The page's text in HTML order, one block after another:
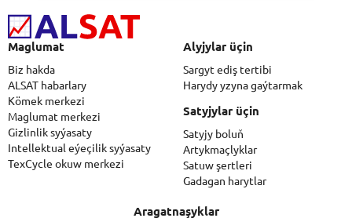
Maglumat
Biz hakda
ALSAT habarlary
Kömek merkezi
Maglumat merkezi
Gizlinlik syýasaty
Intellektual eýeçilik syýasaty
TexCycle okuw merkezi
Alyjylar üçin
Sargyt ediş tertibi
Harydy yzyna gaýtarmak
Satyjylar üçin
Satyjy boluň
Artykmaçlyklar
Satuw şertleri
Gadagan harytlar
Aragatnaşyklar